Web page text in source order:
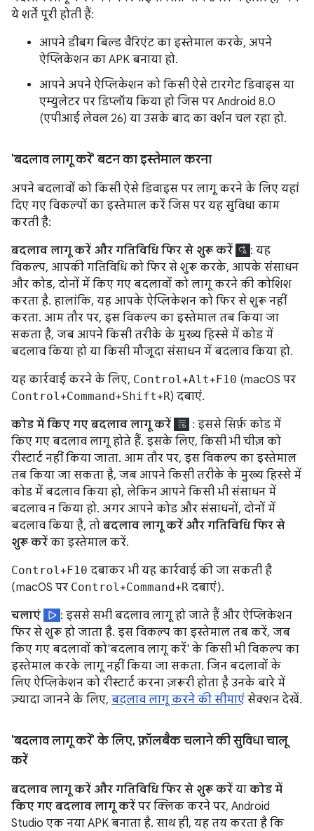
ये शर्तें पूरी होती हैं:
आपने डीबग बिल्ड वैरिएंट का इस्तेमाल करके, अपने
ऐप्लिकेशन का APK बनाया हो.
आपने अपने ऐप्लिकेशन को किसी ऐसे टारगेट डिवाइस या
एम्युलेटर पर डिप्लॉय किया हो जिस पर Android 8.0
(एपीआई लेवल 26) या उसके बाद का वर्शन चल रहा हो.
'बदलाव लागू करें' बटन का इस्तेमाल करना
अपने बदलावों को किसी ऐसे डिवाइस पर लागू करने के लिए यहां
दिए गए विकल्पों का इस्तेमाल करें जिस पर यह सुविधा काम
करती है:
बदलाव लागू करें और गतिविधि फिर से शुरू करें
: यह
विकल्प, आपकी गतिविधि को फिर से शुरू करके, आपके संसाधन
और कोड, दोनों में किए गए बदलावों को लागू करने की कोशिश
करता है. हालांकि, यह आपके ऐप्लिकेशन को फिर से शुरू नहीं
करता. आम तौर पर, इस विकल्प का इस्तेमाल तब किया जा
सकता है, जब आपने किसी तरीके के मुख्य हिस्से में कोड में
बदलाव किया हो या किसी मौजूदा संसाधन में बदलाव किया हो.
यह कार्रवाई करने के लिए, Control +Alt+F10 (macOS पर
Control +Command+Shift+R) दबाएं.
कोड में किए गए बदलाव लागू करें
: इससे सिर्फ़ कोड में
किए गए बदलाव लागू होते हैं. इसके लिए, किसी भी चीज़ को
रीस्टार्ट नहीं किया जाता. आम तौर पर, इस विकल्प का इस्तेमाल
तब किया जा सकता है, जब आपने किसी तरीके के मुख्य हिस्से में
कोड में बदलाव किया हो, लेकिन आपने किसी भी संसाधन में
बदलाव न किया हो. अगर आपने कोड और संसाधनों, दोनों में
बदलाव किया है, तो बदलाव लागू करें और गतिविधि फिर से
शुरू करें का इस्तेमाल करें.
Control +F10 दबाकर भी यह कार्रवाई की जा सकती है
(macOS पर Control +Command+R दबाएं).
चलाएं
: इससे सभी बदलाव लागू हो जाते हैं और ऐप्लिकेशन
फिर से शुरू हो जाता है. इस विकल्प का इस्तेमाल तब करें, जब
किए गए बदलावों को'बदलाव लागू करें' के किसी भी विकल्प का
इस्तेमाल करके लागू नहीं किया जा सकता. जिन बदलावों के
लिए ऐप्लिकेशन को रीस्टार्ट करना ज़रूरी होता है उनके बारे में
ज़्यादा जानने के लिए, बदलाव लागू करने की सीमाएं सेक्शन देखें.
'बदलाव लागू करें' के लिए,फ़ॉलबैक चलाने की सुविधा चालू
करें
बदलाव लागू करें और गतिविधि फिर से शुरू करें या कोड में
किए गए बदलाव लागू करें पर क्लिक करने पर, Android
Studio एक नया APK बनाता है. साथ ही, यह तय करता है कि